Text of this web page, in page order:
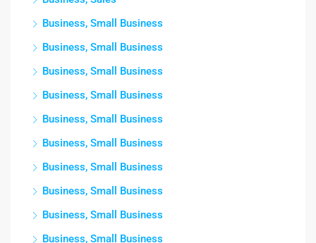
Business, Small Business
Business, Small Business
Business, Small Business
Business, Small Business
Business, Small Business
Business, Small Business
Business, Small Business
Business, Small Business
Business, Small Business
Business, Small Business